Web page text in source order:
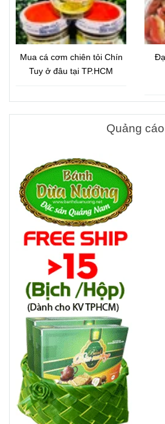
Mua cá cơm chiên tỏi Chín
Tuy ở đâu tại TP.HCM
Quảng cáo